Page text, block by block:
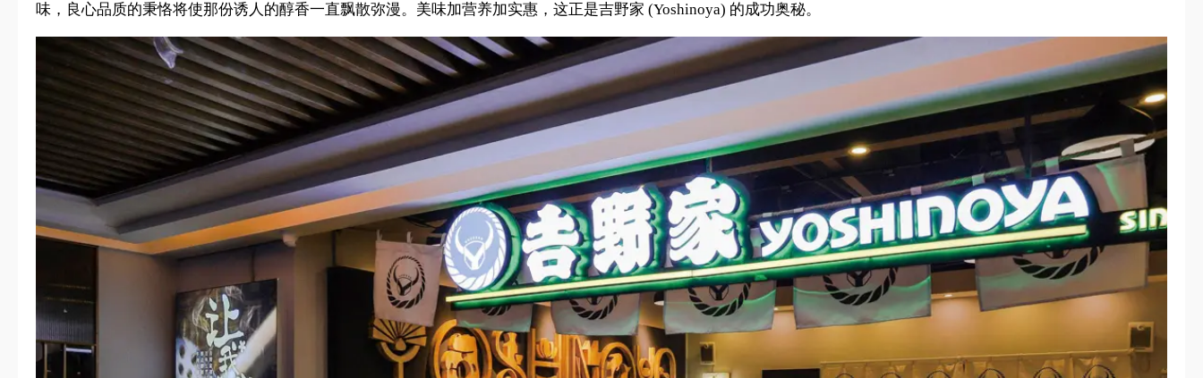
味，良心品质的秉恪将使那份诱人的醇香一直飘散弥漫。美味加营养加实惠，这正是吉野家 (Yoshinoya) 的成功奥秘。